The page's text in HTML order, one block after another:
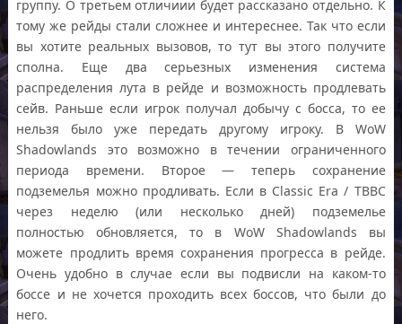
группу. О третьем отличиии будет рассказано отдельно. К
тому же рейды стали сложнее и интереснее. Так что если
вы хотите реальных вызовов, то тут вы этого получите
сполна. Еще два серьезных изменения система
распределения лута в рейде и возможность продлевать
сейв. Раньше если игрок получал добычу с босса, то ее
нельзя было уже передать другому игроку. В WoW
Shadowlands это возможно в течении ограниченного
периода времени. Второе — теперь сохранение
подземелья можно продливать. Если в Classic Era / TBBC
через неделю (или несколько дней) подземелье
полностью обновляется, то в WoW Shadowlands вы
можете продлить время сохранения прогресса в рейде.
Очень удобно в случае если вы подвисли на каком-то
боссе и не хочется проходить всех боссов, что были до
него.